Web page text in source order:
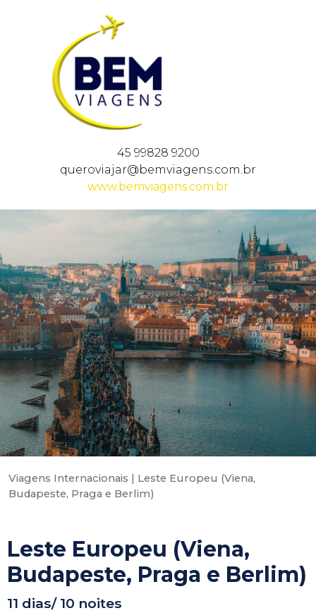
45 99828 9200
queroviajar@bemviagens.com.br
www.bemviagens.com.br
Viagens Internacionais | Leste Europeu (Viena,
Budapeste, Praga e Berlim)
Leste Europeu (Viena,
Budapeste, Praga e Berlim)
11 dias/ 10 noites